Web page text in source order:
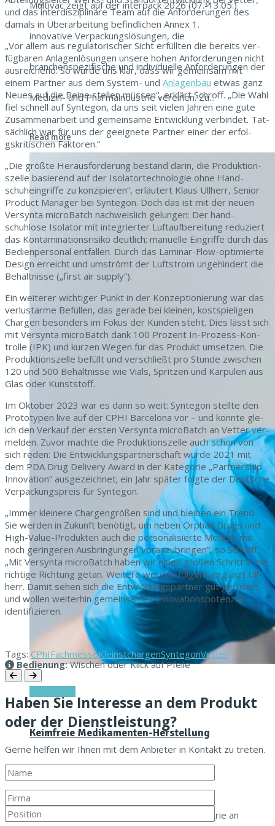
Multivac zeigt auf der interpack 2026 (07.-13.05.)
innovative Verpackungslösungen, die
branchenspezifische und individuelle Anforderungen der
Medizin- und Pharmaindustrie vereinen. Zu...
Read more
Keimfreie Medikamenten-Herstellung
10. März 2026
Die hohen Anforderungen der Pharmaindustrie an
und das inter­diszi­plinäre Team auf die Anforderun­gen des
damals in Über­ar­beitung befind­lichen Annex 1.
„Vor allem aus reg­u­la­torisch­er Sicht erfüll­ten die bere­its ver­
füg­baren Anla­gen­lö­sun­gen unsere hohen Anforderun­gen nicht
aus­re­ichend. So wurde uns klar, dass wir gemein­sam mit
einem Part­ner aus dem Sys­tem- und Anla­gen­bau etwas ganz
Neues auf die Beine stellen müssen“, erk­lärt Schroff. „Die Wahl
fiel schnell auf Syn­te­gon, da uns seit vie­len Jahren eine gute
Zusam­me­nar­beit und gemein­same Entwick­lung verbindet. Tat­
säch­lich war für uns der geeignete Part­ner ein­er der erfol­
gskri­tis­chen Faktoren.“
„Die größte Her­aus­forderung bestand darin, die Pro­duk­tion­
szelle basierend auf der Iso­la­tortech­nolo­gie ohne Hand­
schuhe­in­griffe zu konzip­ieren“, erläutert Klaus Ull­herr, Senior
Prod­uct Man­ag­er bei Syn­te­gon. Doch das ist mit der neuen
Ver­syn­ta micro­Batch nach­weis­lich gelun­gen: Der hand­
schuhlose Iso­la­tor mit inte­gri­ert­er Luftauf­bere­itung reduziert
das Kon­t­a­m­i­na­tion­srisiko deut­lich; manuelle Ein­griffe durch das
Bedi­en­per­son­al ent­fall­en. Durch das Lam­i­nar-Flow-opti­mierte
Design erre­icht und umströmt der Luft­strom unge­hin­dert die
Behält­nisse („first air supply“).
Ein weit­er­er wichtiger Punkt in der Konzep­tion­ierung war das
ver­lus­tarme Befüllen, das ger­ade bei kleinen, kost­spieli­gen
Char­gen beson­ders im Fokus der Kun­den ste­ht. Dies lässt sich
mit Ver­syn­ta micro­Batch dank 100 Prozent In-Prozess-Kon­
trolle (IPK) und kurzen Wegen für das Pro­dukt umset­zen. Die
Pro­duk­tion­szelle befüllt und ver­schließt pro Stunde zwis­chen
120 und 500 Behält­nisse wie Vials, Spritzen und Karpulen aus
Glas oder Kunststoff.
Im Okto­ber 2023 war es dann so weit: Syn­te­gon stellte den
Pro­to­typen live auf der CPHI Barcelona vor – und kon­nte gle­
ich den Verkauf der ersten Ver­syn­ta micro­Batch an Vet­ter ver­
melden. Zuvor machte die Pro­duk­tion­szelle auch schon von
sich reden: Die Entwick­lungspart­ner­schaft wurde 2021 mit
dem PDA Drug Deliv­ery Award in der Kat­e­gorie „Part­ner­ship
Inno­va­tion“ aus­geze­ich­net; ein Jahr später fol­gte der Deutsche
Ver­pack­ung­spreis für Syntegon.
„Immer kleinere Char­gen­größen sind und bleiben ein Trend.
Sie wer­den in Zukun­ft benötigt, um neben Orphan Drugs und
High-Val­ue-Pro­duk­ten auch die per­son­al­isierte Medi­zin mit
noch gerin­geren Aus­bringun­gen voranzubrin­gen“, so Schroff.
„Mit Ver­syn­ta micro­Batch haben wir einen großen Schritt in die
richtige Rich­tung getan. Weit­ere wer­den fol­gen“, ergänzt Ull­
herr. Damit sehen sich die Entwick­lungspart­ner gut gerüstet –
und wollen weit­er­hin gemein­sames Inno­va­tionspoten­zial
identifizieren.
Tags: CPhIFachmesseKleinstchargenSyntegonVetter
Bedienung:Wischen oder Klick auf Pfeile
Haben Sie Interesse an dem Produkt
oder der Dienstleistung?
Gerne helfen wir Ihnen mit dem Anbieter in Kontakt zu treten.